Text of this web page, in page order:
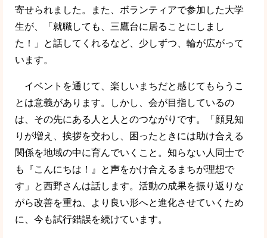
寄せられました。また、ボランティアで参加した大学
生が、「就職しても、三鷹台に居ることにしまし
た！」と話してくれるなど、少しずつ、輪が広がって
います。
イベントを通じて、楽しいまちだと感じてもらうこ
とは意義があります。しかし、会が目指しているの
は、その先にある人と人とのつながりです。「顔見知
りが増え、挨拶を交わし、困ったときには助け合える
関係を地域の中に育んでいくこと。知らない人同士で
も『こんにちは！』と声をかけ合えるまちが理想で
す」と西野さんは話します。活動の成果を振り返りな
がら改善を重ね、より良い形へと進化させていくため
に、今も試行錯誤を続けています。